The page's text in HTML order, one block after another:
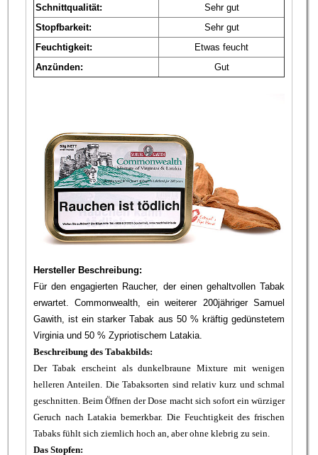
Schnittqualität:
Sehr gut
Stopfbarkeit:
Sehr gut
Feuchtigkeit:
Etwas feucht
Anzünden:
Gut
Hersteller Beschreibung:
Für den engagierten Raucher, der einen gehaltvollen Tabak
erwartet. Commonwealth, ein weiterer 200jähriger Samuel
Gawith, ist ein starker Tabak aus 50 % kräftig gedünstetem
Virginia und 50 % Zypriotischem Latakia.
Beschreibung des Tabakbilds:
Der Tabak erscheint als dunkelbraune Mixture mit wenigen
helleren Anteilen. Die Tabaksorten sind relativ kurz und schmal
geschnitten. Beim Öffnen der Dose macht sich sofort ein würziger
Geruch nach Latakia bemerkbar. Die Feuchtigkeit des frischen
Tabaks fühlt sich ziemlich hoch an, aber ohne klebrig zu sein.
Das Stopfen: